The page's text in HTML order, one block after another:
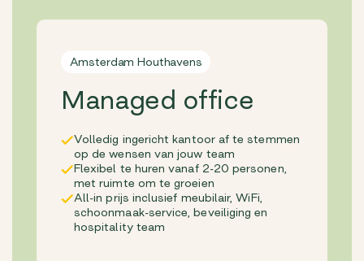
Amsterdam Houthavens
Managed office
Volledig ingericht kantoor af te stemmen
op de wensen van jouw team
Flexibel te huren vanaf 2-20 personen,
met ruimte om te groeien
All-in prijs inclusief meubilair, WiFi,
schoonmaak-service, beveiliging en
hospitality team